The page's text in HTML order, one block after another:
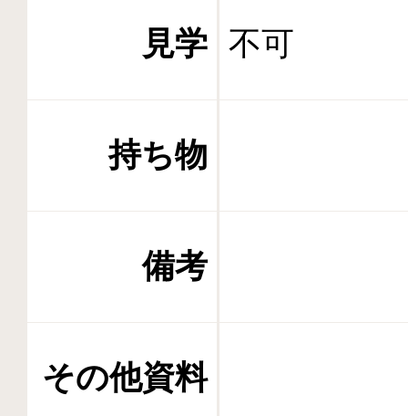
見学 不可
持ち物
備考
その他資料